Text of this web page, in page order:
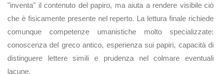
"inventa" il contenuto del papiro, ma aiuta a rendere visibile ciò
che è fisicamente presente nel reperto. La lettura finale richiede
comunque competenze umanistiche molto specializzate:
conoscenza del greco antico, esperienza sui papiri, capacità di
distinguere lettere simili e prudenza nel colmare eventuali
lacune.